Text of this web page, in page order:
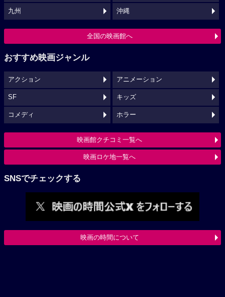
九州 沖縄
全国の映画館へ
おすすめ映画ジャンル
アクション アニメーション
SF キッズ
コメディ ホラー
映画館クチコミ一覧へ
映画ロケ地一覧へ
SNSでチェックする
映画の時間について